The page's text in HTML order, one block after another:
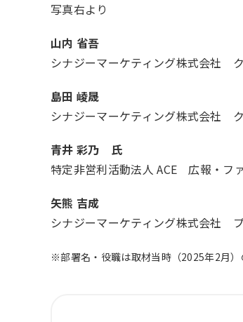
写真右より
山内 省吾
シナジーマーケティング株式会社
島田 崚晟
シナジーマーケティング株式会社
青井 彩乃 氏
特定非営利活動法人 ACE 広報・フ
矢熊 吉成
シナジーマーケティング株式会社
※部署名・役職は取材当時（2025年2月）